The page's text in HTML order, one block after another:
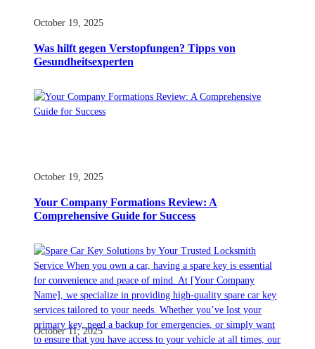
October 19, 2025
Was hilft gegen Verstopfungen? Tipps von
Gesundheitsexperten
October 19, 2025
Your Company Formations Review: A
Comprehensive Guide for Success
October 11, 2025